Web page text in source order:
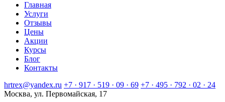
Главная
Услуги
Отзывы
Цены
Акции
Курсы
Блог
Контакты
hrtrex@yandex.ru +7 · 917 · 519 · 09 · 69 +7 · 495 · 792 · 02 · 24
Москва, ул. Первомайская, 17